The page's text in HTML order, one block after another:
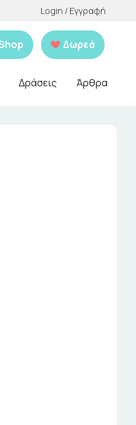
Login / Εγγραφή
Δωρεά
Δράσεις Άρθρα